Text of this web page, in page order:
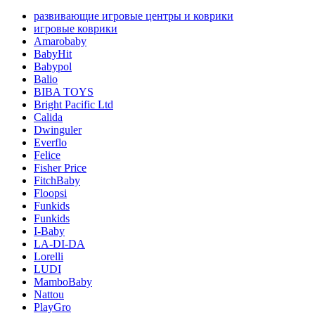
развивающие игровые центры и коврики
игровые коврики
Amarobaby
BabyHit
Babypol
Balio
BIBA TOYS
Bright Pacific Ltd
Calida
Dwinguler
Everflo
Felice
Fisher Price
FitchBaby
Floopsi
Funkids
Funkids
I-Baby
LA-DI-DA
Lorelli
LUDI
MamboBaby
Nattou
PlayGro